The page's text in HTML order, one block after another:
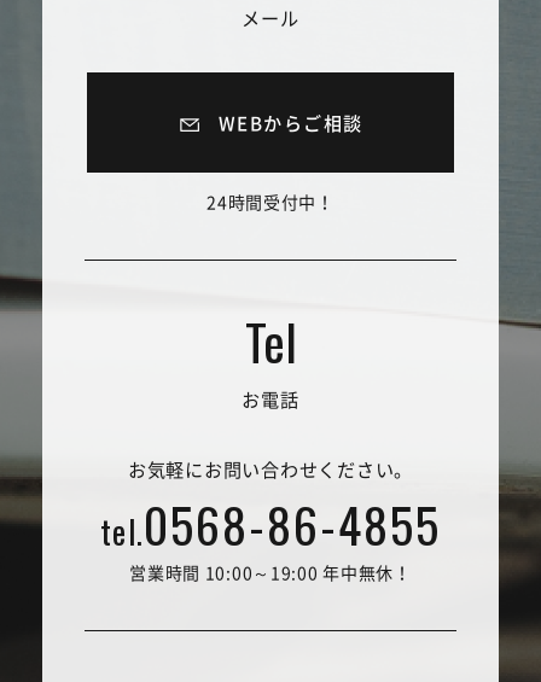
メール
WEBからご相談
24時間受付中！
お電話
お気軽にお問い合わせください。
tel.0568-86-4855
営業時間 10:00～19:00 年中無休！